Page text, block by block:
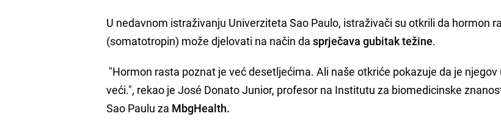
U nedavnom istraživanju Univerziteta Sao Paulo, istraživači su otkrili da hormon
(somatotropin) može djelovati na način da sprječava gubitak težine.
"Hormon rasta poznat je već desetljećima. Ali naše otkriće pokazuje da je
veći.", rekao je José Donato Junior, profesor na Institutu za biomedicinske
Sao Paulu za MbgHealth.